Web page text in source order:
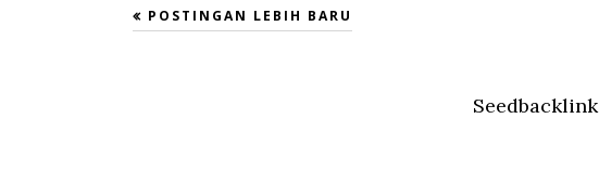
POSTINGAN LEBIH BARU
Seedbacklink